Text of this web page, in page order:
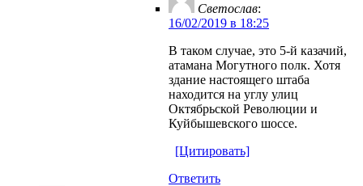
Светослав:
16/02/2019 в 18:25
В таком случае, это 5-й казачий,
атамана Могутного полк. Хотя
здание настоящего штаба
находится на углу улиц
Октябрьской Революции и
Куйбышевского шоссе.
[Цитировать]
Ответить